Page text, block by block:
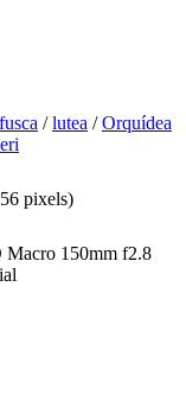
fusca /lutea /Orquídea
pixels)
Macro 150mm f2.8